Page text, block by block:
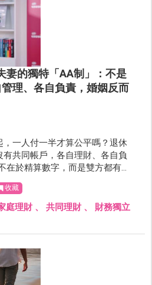
妻的獨特「AA制」：不是
理、各自負責，婚姻反而
一人付一半才算公平嗎？退休
共同帳戶，各自理財、各自負
在於精算數字，而是雙方都有能
為彼此的後盾。
收藏
庭理財、 共同理財、 財務獨立